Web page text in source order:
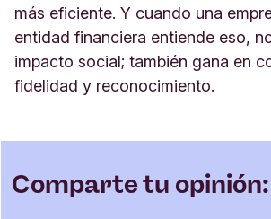
más eficiente. Y cuando una
entidad financiera entiende eso,
impacto social; también gana en
fidelidad y reconocimiento.
Comparte tu opinión: